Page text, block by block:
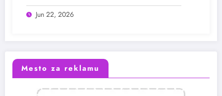
Jun 22, 2026
Mesto za reklamu